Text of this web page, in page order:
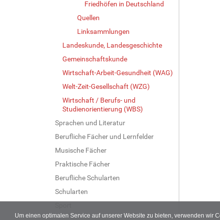
Um einen optimalen Service auf unserer Website zu bieten, verwenden wir
Friedhöfen in Deutschland
Quellen
Linksammlungen
Landeskunde, Landesgeschichte
Gemeinschaftskunde
Wirtschaft-Arbeit-Gesundheit (WAG)
Welt-Zeit-Gesellschaft (WZG)
Wirtschaft / Berufs- und
Studienorientierung (WBS)
Sprachen und Literatur
Berufliche Fächer und Lernfelder
Musische Fächer
Praktische Fächer
Berufliche Schularten
Schularten